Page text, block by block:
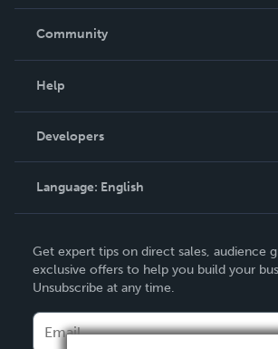
In The News
Community
Podcast
Help
Order Lookup
Knowledge Base
Contact Support
Developers
Language: English
Deutsch
Français
Italiano
Get expert tips on direct sales, audience
exclusive offers to help you build your
Unsubscribe at any time.